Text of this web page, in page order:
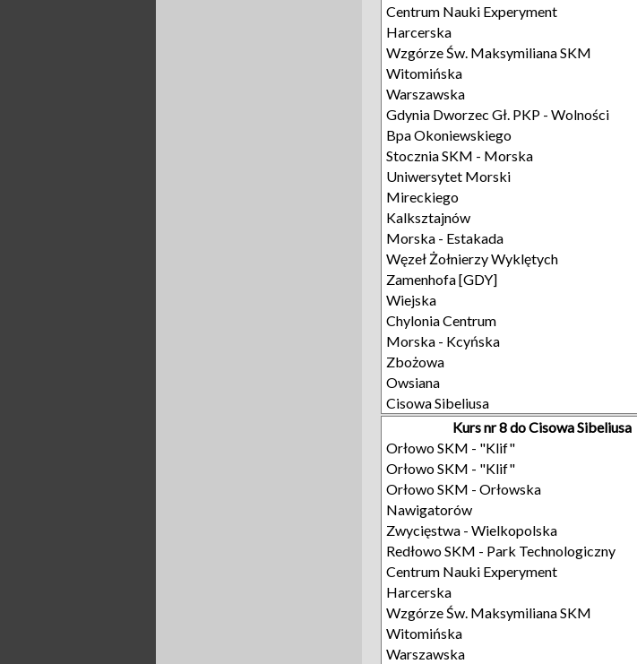
Centrum Nauki Experyment
Harcerska
Wzgórze Św. Maksymiliana SKM
Witomińska
Warszawska
Gdynia Dworzec Gł. PKP - Wolności
Bpa Okoniewskiego
Stocznia SKM - Morska
Uniwersytet Morski
Mireckiego
Kalksztajnów
Morska - Estakada
Węzeł Żołnierzy Wyklętych
Zamenhofa [GDY]
Wiejska
Chylonia Centrum
Morska - Kcyńska
Zbożowa
Owsiana
Cisowa Sibeliusa
Kurs nr 8 do Cisowa Sibeliusa
Orłowo SKM - "Klif"
Orłowo SKM - "Klif"
Orłowo SKM - Orłowska
Nawigatorów
Zwycięstwa - Wielkopolska
Redłowo SKM - Park Technologiczny
Centrum Nauki Experyment
Harcerska
Wzgórze Św. Maksymiliana SKM
Witomińska
Warszawska